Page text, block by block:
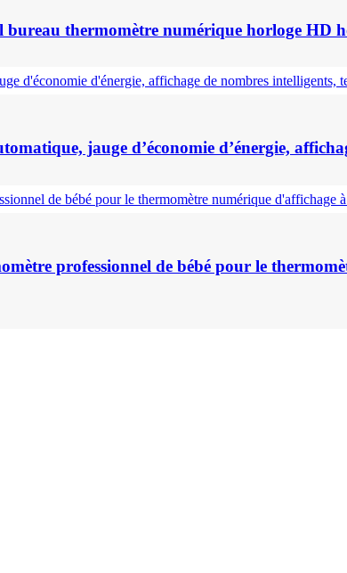
bureau thermomètre numérique horloge HD
jauge d’économie d’énergie,
professionnel de bébé pour le